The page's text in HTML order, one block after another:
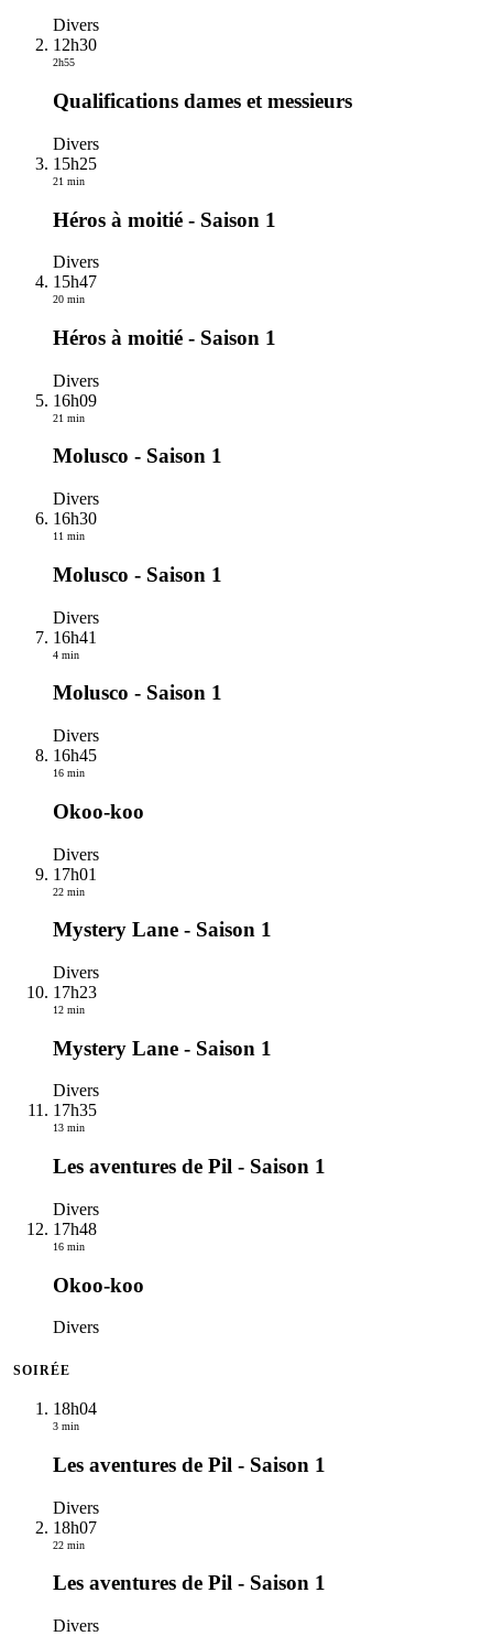
Divers
12h30
2h55
Qualifications dames et messieurs
Divers
15h25
21 min
Héros à moitié - Saison 1
Divers
15h47
20 min
Héros à moitié - Saison 1
Divers
16h09
21 min
Molusco - Saison 1
Divers
16h30
11 min
Molusco - Saison 1
Divers
16h41
4 min
Molusco - Saison 1
Divers
16h45
16 min
Okoo-koo
Divers
17h01
22 min
Mystery Lane - Saison 1
Divers
17h23
12 min
Mystery Lane - Saison 1
Divers
17h35
13 min
Les aventures de Pil - Saison 1
Divers
17h48
16 min
Okoo-koo
Divers
SOIRÉE
18h04
3 min
Les aventures de Pil - Saison 1
Divers
18h07
22 min
Les aventures de Pil - Saison 1
Divers